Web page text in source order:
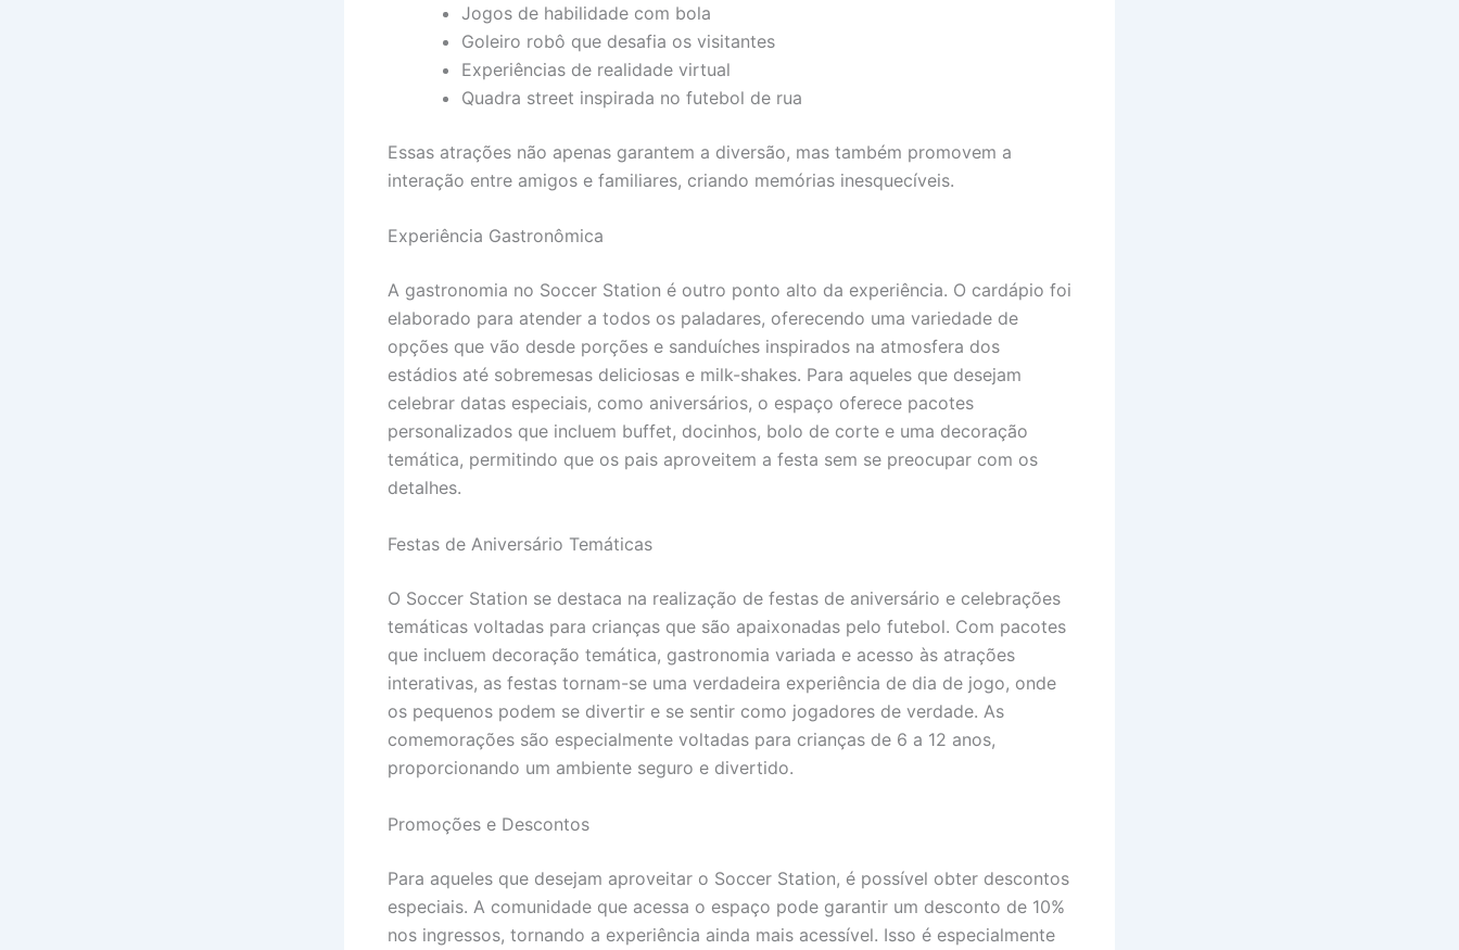
Jogos de habilidade com bola
Goleiro robô que desafia os visitantes
Experiências de realidade virtual
Quadra street inspirada no futebol de rua
Essas atrações não apenas garantem a diversão, mas também promovem a
interação entre amigos e familiares, criando memórias inesquecíveis.
Experiência Gastronômica
A gastronomia no Soccer Station é outro ponto alto da experiência. O cardápio foi
elaborado para atender a todos os paladares, oferecendo uma variedade de
opções que vão desde porções e sanduíches inspirados na atmosfera dos
estádios até sobremesas deliciosas e milk-shakes. Para aqueles que desejam
celebrar datas especiais, como aniversários, o espaço oferece pacotes
personalizados que incluem buffet, docinhos, bolo de corte e uma decoração
temática, permitindo que os pais aproveitem a festa sem se preocupar com os
detalhes.
Festas de Aniversário Temáticas
O Soccer Station se destaca na realização de festas de aniversário e celebrações
temáticas voltadas para crianças que são apaixonadas pelo futebol. Com pacotes
que incluem decoração temática, gastronomia variada e acesso às atrações
interativas, as festas tornam-se uma verdadeira experiência de dia de jogo, onde
os pequenos podem se divertir e se sentir como jogadores de verdade. As
comemorações são especialmente voltadas para crianças de 6 a 12 anos,
proporcionando um ambiente seguro e divertido.
Promoções e Descontos
Para aqueles que desejam aproveitar o Soccer Station, é possível obter descontos
especiais. A comunidade que acessa o espaço pode garantir um desconto de 10%
nos ingressos, tornando a experiência ainda mais acessível. Isso é especialmente